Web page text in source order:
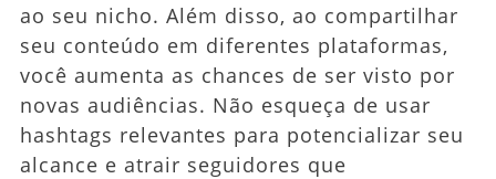
ao seu nicho. Além disso, ao compartilhar
seu conteúdo em diferentes plataformas,
você aumenta as chances de ser visto por
novas audiências. Não esqueça de usar
hashtags relevantes para potencializar seu
alcance e atrair seguidores que